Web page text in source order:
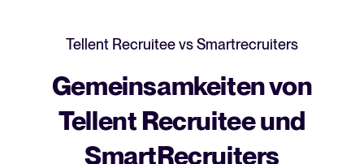
Tellent Recruitee vsSmartrecruiters
Gemeinsamkeiten von
Tellent Recruitee und
SmartRecruiters